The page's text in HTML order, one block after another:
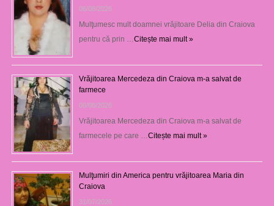
06/08/2026
Mulţumesc mult doamnei vrăjitoare Delia din Craiova
pentru că prin … Citește mai mult »
Vrăjitoarea Mercedeza din Craiova m-a salvat de
farmece
06/08/2026
Vrăjitoarea Mercedeza din Craiova m-a salvat de
farmecele pe care … Citește mai mult »
Mulţumiri din America pentru vrăjitoarea Maria din
Craiova
31/07/2026